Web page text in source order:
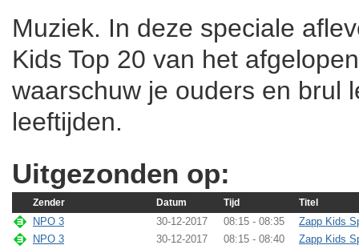
Muziek. In deze speciale
Kids Top 20 van het
waarschuw je ouders en brul
leeftijden.
Uitgezonden op:
Zender Datum Tijd Titel
NPO 3 30-12-2017 08:15 - 08:35
Zapp Kids
NPO 3
30-12-2017 08:15 - 08:40
Zapp Kids